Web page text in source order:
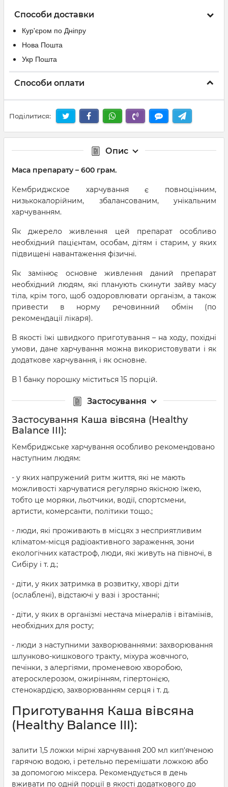
Способи доставки
Кур'єром по Дніпру
Нова Пошта
Укр Пошта
Способи оплати
Поділитися:
Опис
Маса препарату – 600 грам.
Кембриджское харчування є повноцінним,
низькокалорійним, збалансованим, унікальним
харчуванням.
Як джерело живлення цей препарат особливо
необхідний пацієнтам, особам, дітям і старим, у яких
підвищені навантаження фізичні.
Як замінює основне живлення даний препарат
необхідний людям, які планують скинути зайву масу
тіла, крім того, щоб оздоровлювати організм, а також
привести в норму речовинний обмін (по
рекомендації лікаря).
В якості їжі швидкого приготування – на ходу, похідні
умови, дане харчування можна використовувати і як
додаткове харчування, і як основне.
В 1 банку порошку міститься 15 порцій.
Застосування
Застосування Каша вівсяна (Healthy
Balance III):
Кембриджське харчування особливо рекомендовано
наступним людям:
- у яких напружений ритм життя, які не мають
можливості харчуватися регулярно якісною їжею,
тобто це моряки, льотчики, водії, спортсмени,
артисти, комерсанти, політики тощо.;
- люди, які проживають в місцях з несприятливим
кліматом-місця радіоактивного зараження, зони
екологічних катастроф, люди, які живуть на півночі, в
Сибіру і т. д.;
- діти, у яких затримка в розвитку, хворі діти
(ослаблені), відстаючі у вазі і зростанні;
- діти, у яких в організмі нестача мінералів і вітамінів,
необхідних для росту;
- люди з наступними захворюваннями: захворювання
шлунково-кишкового тракту, міхура жовчного,
печінки, з алергіями, променевою хворобою,
атеросклерозом, ожирінням, гіпертонією,
стенокардією, захворюванням серця і т. д.
Приготування Каша вівсяна
(Healthy Balance III):
залити 1,5 ложки мірні харчування 200 мл кип'яченою
гарячою водою, і ретельно перемішати ложкою або
за допомогою міксера. Рекомендується в день
вживати по одній порції в якості додаткового до